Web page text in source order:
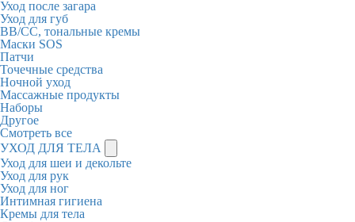
Уход после загара
Уход для губ
BB/CC, тональные кремы
Маски SOS
Патчи
Точечные средства
Ночной уход
Массажные продукты
Наборы
Другое
Смотреть все
УХОД ДЛЯ ТЕЛА
Уход для шеи и декольте
Уход для рук
Уход для ног
Интимная гигиена
Кремы для тела